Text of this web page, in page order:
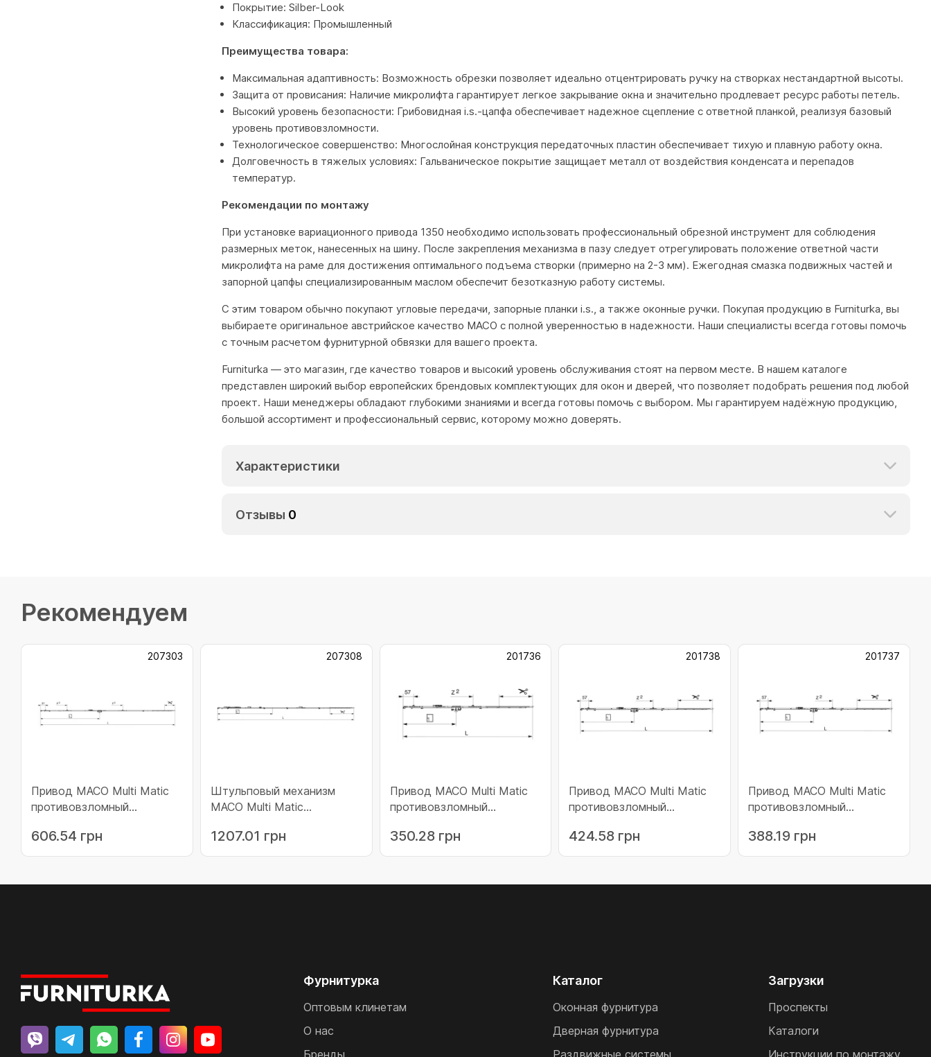
Покрытие: Silber-Look
Классификация: Промышленный
Преимущества товара:
Максимальная адаптивность: Возможность обрезки позволяет идеально отцентрировать ручку на створках нестандартной высоты.
Защита от провисания: Наличие микролифта гарантирует легкое закрывание окна и значительно продлевает ресурс работы петель.
Высокий уровень безопасности: Грибовидная i.s.-цапфа обеспечивает надежное сцепление с ответной планкой, реализуя базовый
уровень противовзломности.
Технологическое совершенство: Многослойная конструкция передаточных пластин обеспечивает тихую и плавную работу окна.
Долговечность в тяжелых условиях: Гальваническое покрытие защищает металл от воздействия конденсата и перепадов
температур.
Рекомендации по монтажу
При установке вариационного привода 1350 необходимо использовать профессиональный обрезной инструмент для соблюдения
размерных меток, нанесенных на шину. После закрепления механизма в пазу следует отрегулировать положение ответной части
микролифта на раме для достижения оптимального подъема створки (примерно на 2-3 мм). Ежегодная смазка подвижных частей и
запорной цапфы специализированным маслом обеспечит безотказную работу системы.
С этим товаром обычно покупают угловые передачи, запорные планки i.s., а также оконные ручки. Покупая продукцию в Furniturka, вы
выбираете оригинальное австрийское качество MACO с полной уверенностью в надежности. Наши специалисты всегда готовы помочь
с точным расчетом фурнитурной обвязки для вашего проекта.
Furniturka — это магазин, где качество товаров и высокий уровень обслуживания стоят на первом месте. В нашем каталоге
представлен широкий выбор европейских брендовых комплектующих для окон и дверей, что позволяет подобрать решения под любой
проект. Наши менеджеры обладают глубокими знаниями и всегда готовы помочь с выбором. Мы гарантируем надёжную продукцию,
большой ассортимент и профессиональный сервис, которому можно доверять.
Характеристики
Отзывы 0
Рекомендуем
207303
Привод МАСО Multi Matic
противовзломный
микролифтом c 3 i.S.
цапфой 1591-1700 (207303)
606.54 грн
207308
Штульповый механизм
МАСО Multi Matic
фиксированный 1700 для 3
i.S. цапфы 1591-1700
1207.01 грн
201736
Привод МАСО Multi Matic
противовзломный
микролифтом c 2 i.S.
цапфой 661-840 (201736)
350.28 грн
201738
Привод МАСО Multi Matic
противовзломный
микролифтом c 2 i.S.
цапфой 1091-1340 (201738)
424.58 грн
201737
Привод МАСО Multi Matic
противовзломный
микролифтом c 2 i.S.
цапфой 841-1090 (201737)
388.19 грн
Фурнитурка
Оптовым клинетам
О нас
Бренды
Каталог
Оконная фурнитура
Дверная фурнитура
Раздвижные системы
Загрузки
Проспекты
Каталоги
Инструкции по монтажу